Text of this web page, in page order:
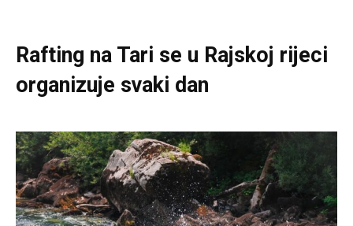
Rafting na Tari se u Rajskoj rijeci
organizuje svaki dan